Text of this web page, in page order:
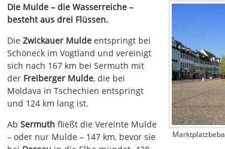
Die Mulde – die Wasserreiche –
besteht aus drei Flüssen.
Die Zwickauer Mulde entspringt bei
Schöneck im Vogtland und vereinigt
sich nach 167 km bei Sermuth mit
der Freiberger Mulde, die bei
Moldava in Tschechien entspringt
und 124 km lang ist.
Ab Sermuth fließt die Vereinte Mulde
– oder nur Mulde – 147 km, bevor sie